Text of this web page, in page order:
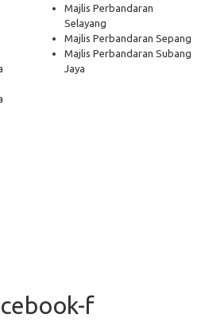
Majlis Perbandaran
Selayang
Majlis Perbandaran Sepang
Majlis Perbandaran Subang
Jaya
f